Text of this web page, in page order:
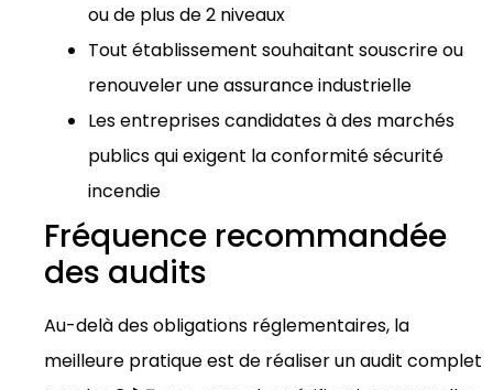
ou de plus de 2 niveaux
Tout établissement souhaitant souscrire ou
renouveler une assurance industrielle
Les entreprises candidates à des marchés
publics qui exigent la conformité sécurité
incendie
Fréquence recommandée
des audits
Au-delà des obligations réglementaires, la
meilleure pratique est de réaliser un audit complet